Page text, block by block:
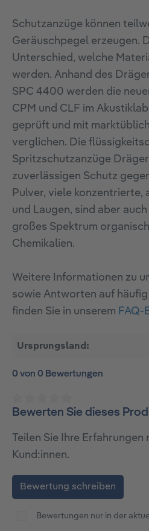
Schutzanzüge können
Geräuschpegel erzeugen.
Unterschied, welche
werden. Anhand des
SPC 4400 werden die
CPM und CLF im
geprüft und mit
verglichen. Die
Spritzschutzanzüge
zuverlässigen Schutz
Pulver, viele konzentrierte,
und Laugen, sind aber
großes Spektrum
Chemikalien.
Weitere Informationen zu
sowie Antworten auf
finden Sie in unserem FAQ-
Ursprungsland:
0 von 0 Bewertungen
Durchschnittliche
Bewerten Sie dieses
Teilen Sie Ihre Erfahrungen
Kund:innen.
Bewertung schreiben
Bewertungen nur in der